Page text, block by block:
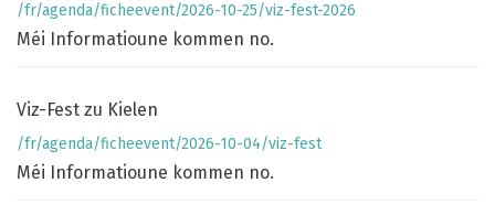
/fr/agenda/ficheevent/2026-10-25/viz-fest-2026
Méi Informatioune kommen no.
Viz-Fest zu Kielen
/fr/agenda/ficheevent/2026-10-04/viz-fest
Méi Informatioune kommen no.